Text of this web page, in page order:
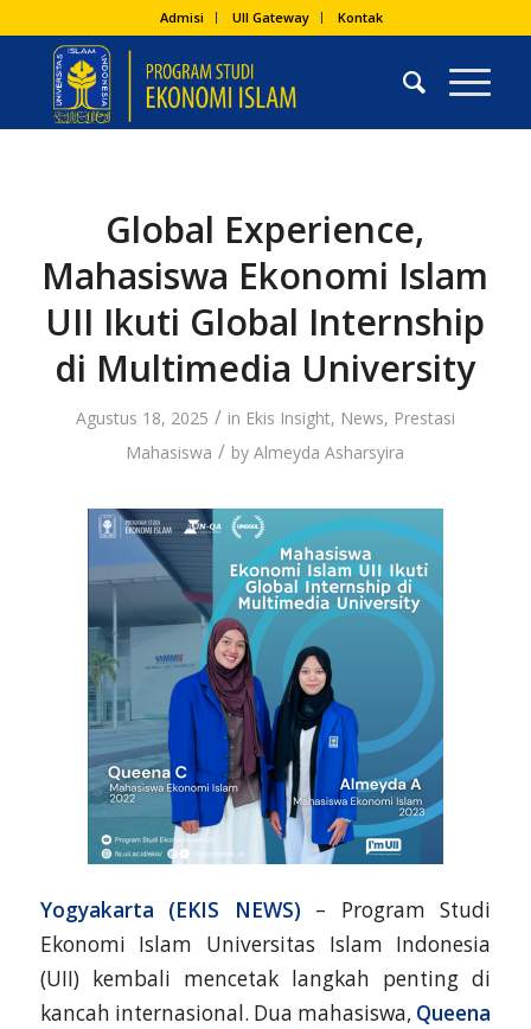
Admisi UII Gateway Kontak
Global Experience,
Mahasiswa Ekonomi Islam
UII Ikuti Global Internship
di Multimedia University
Agustus 18, 2025 / in Ekis Insight, News, Prestasi
Mahasiswa / byAlmeyda Asharsyira
Yogyakarta (EKIS NEWS) – Program Studi
Ekonomi Islam Universitas Islam Indonesia
(UII) kembali mencetak langkah penting di
kancah internasional. Dua mahasiswa, Queena